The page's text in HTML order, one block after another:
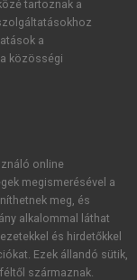
tartoznak a
a
közösségi
online
megismerésével a
meg, és
alkalommal láthat
és hirdetőkkel
Ezek állandó sütik,
származnak.